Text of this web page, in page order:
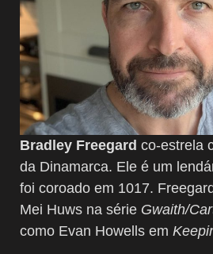
Bradley Freegard co-estrela
da Dinamarca. Ele é um
foi coroado em 1017.
Mei Huws na série Gwaith/
como Evan Howells em